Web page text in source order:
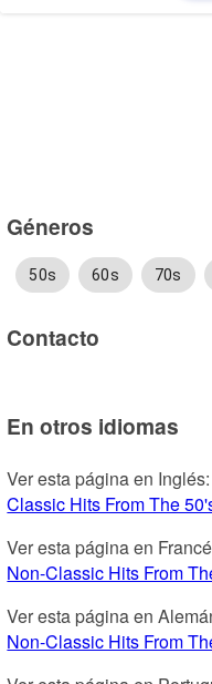
Géneros
50s 60s 70s
Contacto
En otros idiomas
Ver esta página en Inglés:
Classic Hits From The
Ver esta página en
Non-Classic Hits From
Ver esta página en
Non-Classic Hits From